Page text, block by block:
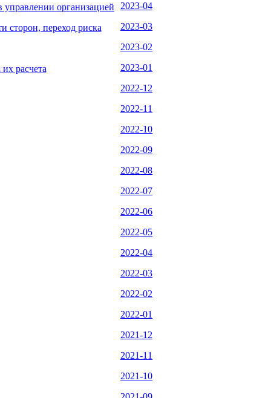
организацией
сторон, переход риска
расчета
2023-04
2023-03
2023-02
2023-01
2022-12
2022-11
2022-10
2022-09
2022-08
2022-07
2022-06
2022-05
2022-04
2022-03
2022-02
2022-01
2021-12
2021-11
2021-10